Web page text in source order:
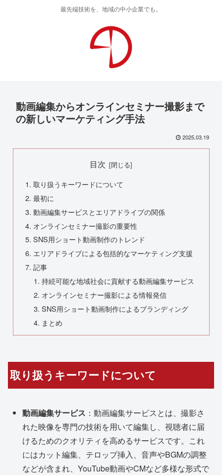
最先端技術を、地域の中小企業でも。
動画編集からオンラインセミナー撮影まで
の新しいマーケティング手法
2025.03.19
目次
取り扱うキーワードについて
最初に
動画編集サービスとエリアドライブの関係
オンラインセミナー撮影の重要性
SNS用ショート動画制作のトレンド
エリアドライブによる包括的なマーケティング支援
記事
持続可能な地域社会に貢献する動画編集サービス
オンラインセミナー撮影による情報発信
SNS用ショート動画制作によるブランディング
まとめ
取り扱うキーワードについて
動画編集サービス ：動画編集サービスとは、撮影さ
れた映像を専門の技術を用いて編集し、視聴者に届
けるためのクオリティを高めるサービスです。これ
にはカット編集、テロップ挿入、音声やBGMの調整
などが含まれ、YouTube動画やCMなど多様な形式で